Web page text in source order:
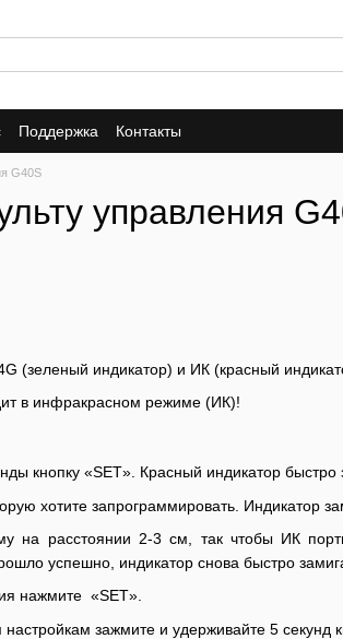
Поддержка Контакты
G40S
управления
(зеленый индикатор) и ИК (красный
в инфракрасном режиме (ИК)!
кнопку «SET». Красный индикатор быстро
хотите запрограммировать. Индикатор
на расстоянии 2-3 см, так чтобы ИК
успешно, индикатор снова быстро
нажмите «SET».
настройкам зажмите и удерживайте 5 секунд